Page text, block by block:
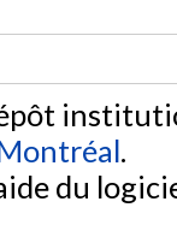
.
du